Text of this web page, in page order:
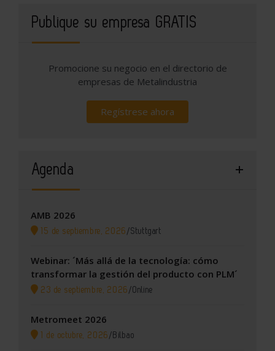
Publique su empresa GRATIS
Promocione su negocio en el directorio de
empresas de Metalindustria
Regístrese ahora
Agenda
AMB 2026
15 de septiembre, 2026 /Stuttgart
Webinar: ´Más allá de la tecnología: cómo
transformar la gestión del producto con PLM´
23 de septiembre, 2026 /Online
Metromeet 2026
1 de octubre, 2026 / Bilbao